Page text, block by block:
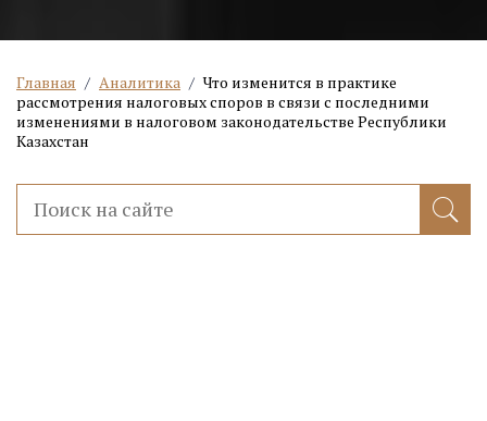
Главная / Аналитика / Что изменится в практике
рассмотрения налоговых споров в связи с последними
изменениями в налоговом законодательстве Республики
Казахстан